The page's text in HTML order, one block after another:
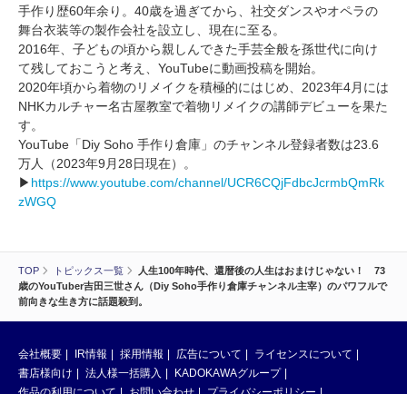
TOP トピックス一覧
人生100年時代、還暦後の人生はおまけじゃない！ 73
歳のYouTuber吉田三世さん（Diy Soho手作り倉庫チャンネル主宰）のパワフルで
前向きな生き方に話題殺到。
手作り歴60年余り。40歳を過ぎてから、社交ダンスやオペラの
舞台衣装等の製作会社を設立し、現在に至る。
2016年、子どもの頃から親しんできた手芸全般を孫世代に向け
て残しておこうと考え、YouTubeに動画投稿を開始。
2020年頃から着物のリメイクを積極的にはじめ、2023年4月には
NHKカルチャー名古屋教室で着物リメイクの講師デビューを果た
す。
YouTube「Diy Soho 手作り倉庫」のチャンネル登録者数は23.6
万人（2023年9月28日現在）。
▶ https://www.youtube.com/channel/UCR6CQjFdbcJcrmbQmRk
zWGQ
会社概要 IR情報 採用情報 広告について
ライセンスについて
書店様向け
法人様一括購入
KADOKAWAグループ